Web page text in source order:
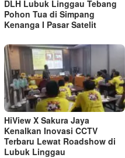
DLH Lubuk Linggau Tebang
Pohon Tua di Simpang
Kenanga I Pasar Satelit
HiView X Sakura Jaya
Kenalkan Inovasi CCTV
Terbaru Lewat Roadshow di
Lubuk Linggau